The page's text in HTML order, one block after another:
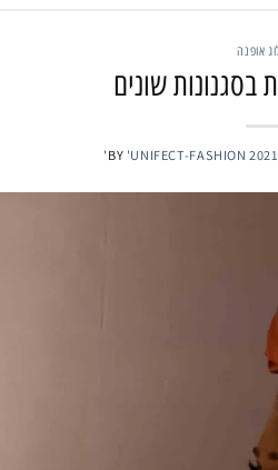
אופנה
שונים
BY 'UNIFECT-FASHION'